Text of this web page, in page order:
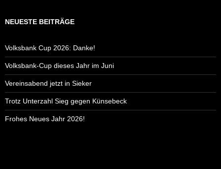
NEUESTE BEITRÄGE
Volksbank Cup 2026: Danke!
Volksbank-Cup dieses Jahr im Juni
Vereinsabend jetzt in Sieker
Trotz Unterzahl Sieg gegen Künsebeck
Frohes Neues Jahr 2026!